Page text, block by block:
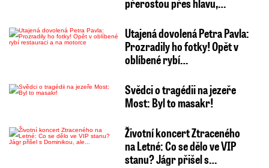
Utajená dovolená Petra Pavla:
Prozradily ho fotky! Opět v
oblíbené rybí…
Svědci o tragédii na jezeře
Most: Byl to masakr!
Životní koncert Ztraceného
na Letné: Co se dělo ve VIP
stanu? Jágr přišel s…